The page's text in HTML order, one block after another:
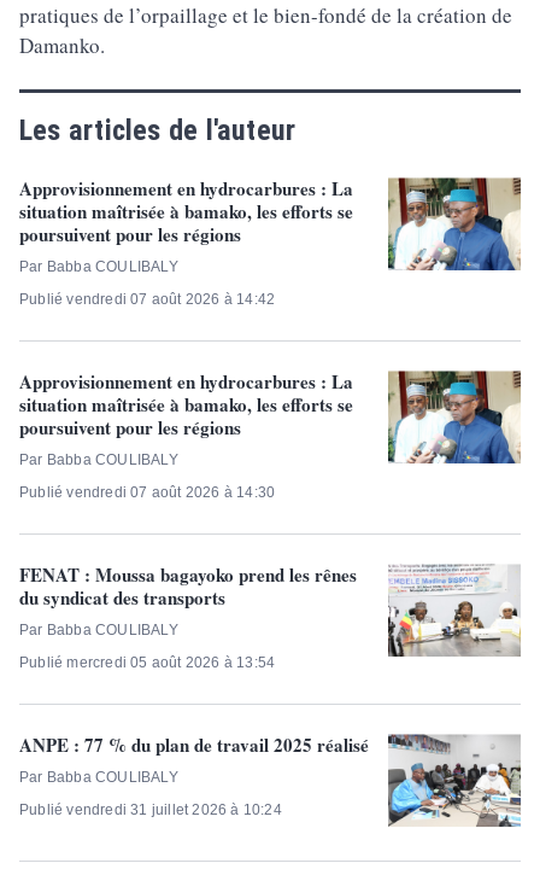
pratiques de l’orpaillage et le bien-fondé de la création de
Damanko.
Les articles de l'auteur
Approvisionnement en hydrocarbures : La
situation maîtrisée à bamako, les efforts se
poursuivent pour les régions
Par Babba COULIBALY
Publié vendredi 07 août 2026 à 14:42
Approvisionnement en hydrocarbures : La
situation maîtrisée à bamako, les efforts se
poursuivent pour les régions
Par Babba COULIBALY
Publié vendredi 07 août 2026 à 14:30
FENAT : Moussa bagayoko prend les rênes
du syndicat des transports
Par Babba COULIBALY
Publié mercredi 05 août 2026 à 13:54
ANPE : 77 % du plan de travail 2025 réalisé
Par Babba COULIBALY
Publié vendredi 31 juillet 2026 à 10:24